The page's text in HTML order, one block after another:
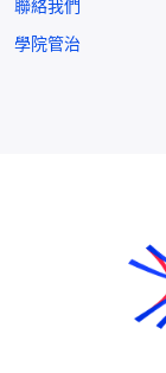
聯絡我們
學院管治